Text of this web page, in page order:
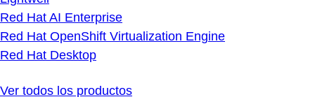
Red Hat AI Enterprise
Red Hat OpenShift Virtualization Engine
Red Hat Desktop
Ver todos los productos